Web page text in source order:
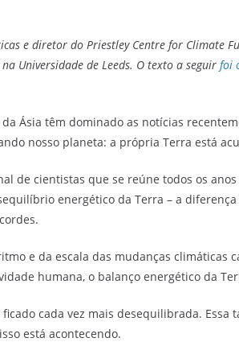
e diretor do Priestley Centre for Climate
Universidade de Leeds. O texto a seguir foi
Ásia têm dominado as notícias
nosso planeta: a própria Terra está
de cientistas que se reúne todos os
energético da Terra – a
e da escala das mudanças
humana, o balanço energético da
cada vez mais desequilibrada.
está acontecendo.